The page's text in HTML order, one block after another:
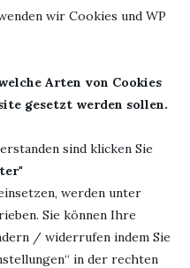
wir Cookies und WP
Arten von Cookies
gesetzt werden sollen.
sind klicken Sie
"
werden unter
Sie können Ihre
/ widerrufen indem Sie
in der rechten
978-3958541498
0 Kommentar